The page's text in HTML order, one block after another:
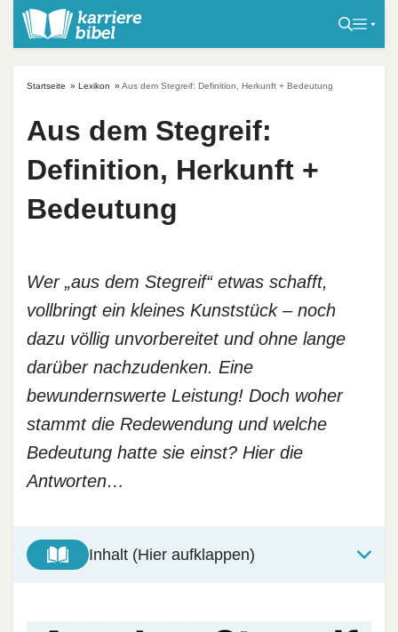
Startseite » Lexikon » Aus dem Stegreif: Definition, Herkunft + Bedeutung
Aus dem Stegreif:
Definition, Herkunft +
Bedeutung
Wer „aus dem Stegreif“ etwas schafft,
vollbringt ein kleines Kunststück – noch
dazu völlig unvorbereitet und ohne lange
darüber nachzudenken. Eine
bewundernswerte Leistung! Doch woher
stammt die Redewendung und welche
Bedeutung hatte sie einst? Hier die
Antworten…
Inhalt (Hier aufklappen)